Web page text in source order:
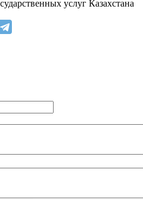
услуг Казахстана